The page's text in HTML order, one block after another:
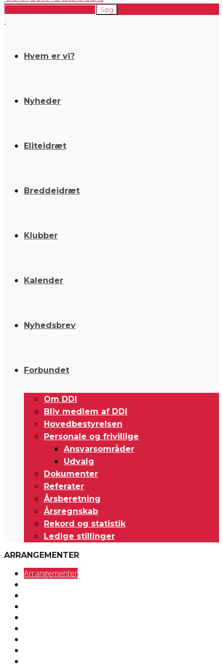
Hvem er vi?
Nyheder
Eliteidræt
Breddeidræt
Klubber
Kalender
Nyhedsbrev
Forbundet
Om DDI
Bliv medlem af DDI
Hovedbestyrelsen
Personale og frivillige
Ansvarsområder
Udvalg
Dokumenter
Referater
Årsberetning
Årsregnskab
Rekord og statistik
Ledige stillinger
ARRANGEMENTER
Arrangementer